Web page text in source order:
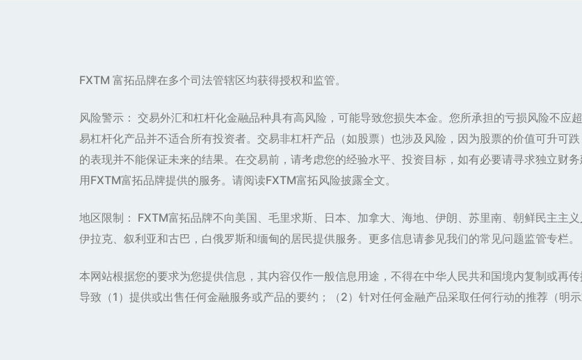
FXTM 富拓品牌在多个司法管辖区均获得授权和监管。
风险警示： 交易外汇和杠杆化金融品种具有高风险，可能导致您损失本金。您所承担的亏损风险不应
易杠杆化产品并不适合所有投资者。交易非杠杆产品（如股票）也涉及风险，因为股票的价值可升可
的表现并不能保证未来的结果。在交易前，请考虑您的经验水平、投资目标，如有必要请寻求独立财
用FXTM富拓品牌提供的服务。请阅读FXTM富拓风险披露全文。
地区限制： FXTM富拓品牌不向美国、毛里求斯、日本、加拿大、海地、伊朗、苏里南、朝鲜民主主
伊拉克、叙利亚和古巴，白俄罗斯和缅甸的居民提供服务。更多信息请参见我们的常见问题监管专栏。
本网站根据您的要求为您提供信息，其内容仅作一般信息用途，不得在中华人民共和国境内复制或再
导致（1）提供或出售任何金融服务或产品的要约；（2）针对任何金融产品采取任何行动的推荐（明